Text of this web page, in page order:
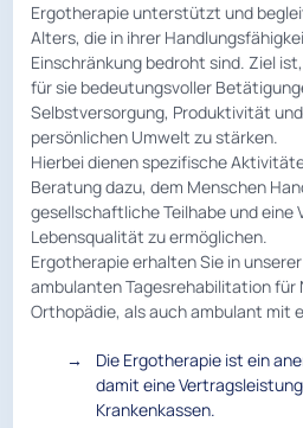
Ergotherapie unterstützt und
Alters, die in ihrer
Einschränkung bedroht sind. Ziel
für sie bedeutungsvoller
Selbstversorgung, Produktivität
persönlichen Umwelt zu stärken.
Hierbei dienen spezifische
Beratung dazu, dem Menschen
gesellschaftliche Teilhabe und eine
Lebensqualität zu ermöglichen.
Ergotherapie erhalten Sie in
ambulanten Tagesrehabilitation für
Orthopädie, als auch ambulant mit
Die Ergotherapie ist ein
damit eine
Krankenkassen.